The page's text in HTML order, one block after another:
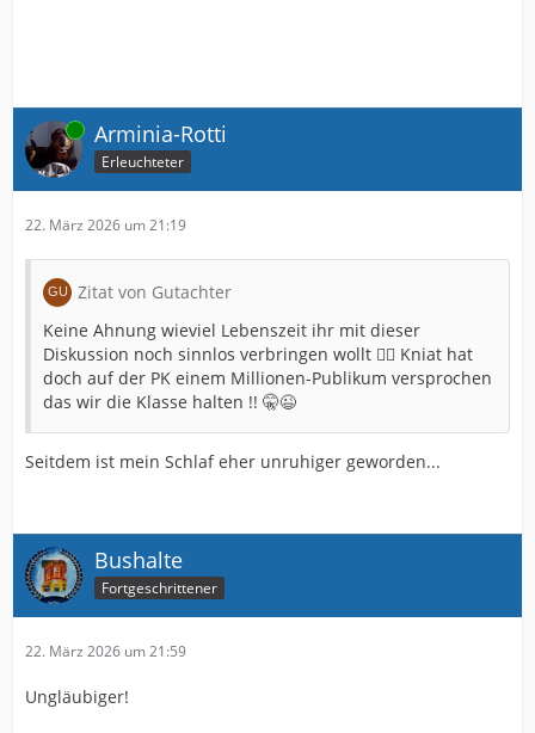
Online Arminia-Rotti
Erleuchteter
22. März 2026 um 21:19
Zitat von Gutachter
Keine Ahnung wieviel Lebenszeit ihr mit dieser
Diskussion noch sinnlos verbringen wollt 🤷‍♂️ Kniat hat
doch auf der PK einem Millionen-Publikum versprochen
das wir die Klasse halten !! 🤫😉
Seitdem ist mein Schlaf eher unruhiger geworden...
Bushalte
Fortgeschrittener
22. März 2026 um 21:59
Ungläubiger!